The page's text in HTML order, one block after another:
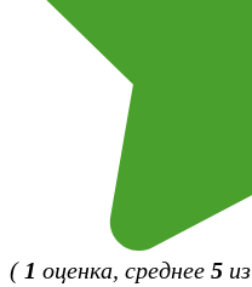
( 1 оценка, среднее 5 из